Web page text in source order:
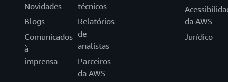
Novidades
Blogs
Comunicados
à
imprensa
técnicos
Relatórios
de
analistas
Parceiros
da AWS
da AWS
Jurídico